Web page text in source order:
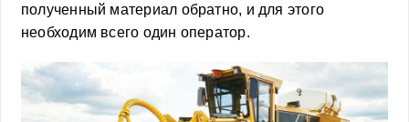
полученный материал обратно, и для этого
необходим всего один оператор.